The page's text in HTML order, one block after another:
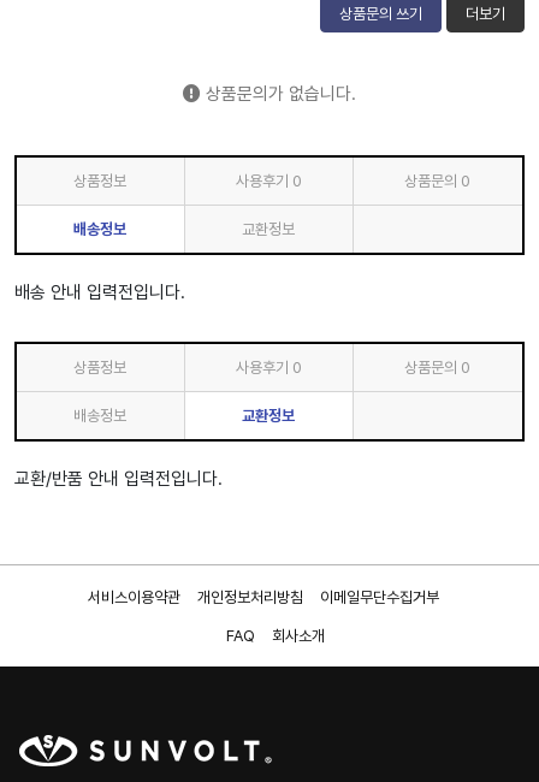
상품문의 쓰기 더보기
상품문의가 없습니다.
상품정보 사용후기 0 상품문의 0
배송정보 교환정보
배송 안내 입력전입니다.
상품정보 사용후기 0 상품문의 0
배송정보 교환정보
교환/반품 안내 입력전입니다.
서비스이용약관 개인정보처리방침 이메일무단수집거부
FAQ 회사소개